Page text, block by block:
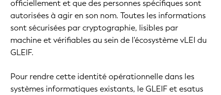
officiellement et que des personnes spécifiques sont
autorisées à agir en son nom. Toutes les informations
sont sécurisées par cryptographie, lisibles par
machine et vérifiables au sein de l'écosystème vLEI du
GLEIF.
Pour rendre cette identité opérationnelle dans les
systèmes informatiques existants, le GLEIF et esatus